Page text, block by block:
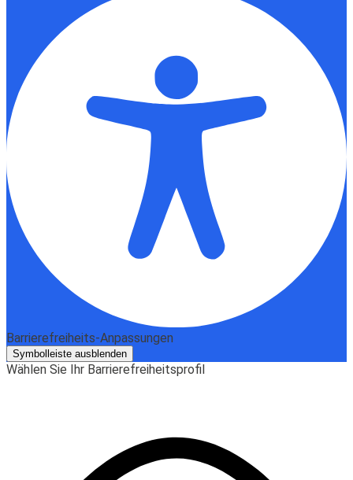
Barrierefreiheits-Anpassungen
Symbolleiste ausblenden
Wählen Sie Ihr Barrierefreiheitsprofil